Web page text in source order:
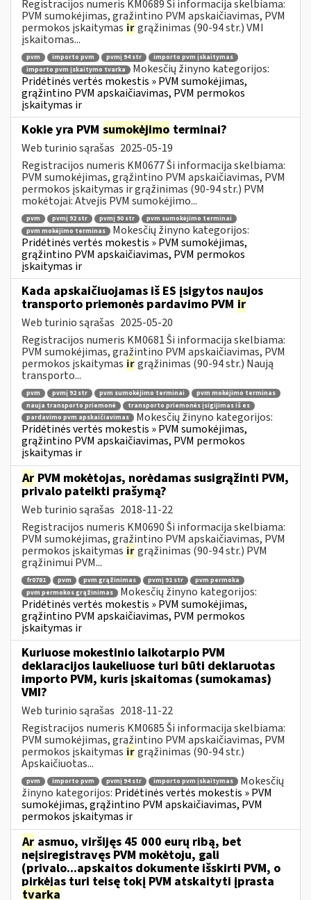
Registracijos numeris KM0689 Ši informacija skelbiama:
PVM sumokėjimas, grąžintino PVM apskaičiavimas, PVM
permokos įskaitymas irgrąžinimas (90-94 str.) VMI
įskaitomas...
pvm importo pvm pvmį 94 str
importo pvm įskaitymas
importo pvm įskaitymo tvarka
Mokesčių žinyno kategorijos:
Pridėtinės vertės mokestis » PVM sumokėjimas,
grąžintino PVM apskaičiavimas, PVM permokos
įskaitymas ir
Kokie yra PVM sumokėjimo terminai?
Web turinio sąrašas 2025-05-19
Registracijos numeris KM0677 Ši informacija skelbiama:
PVM sumokėjimas, grąžintino PVM apskaičiavimas, PVM
permokos įskaitymas ir grąžinimas (90-94 str.) PVM
mokėtojai: Atvejis PVM sumokėjimo...
pvm pvmį 92 str pvmį 90 str
pvm sumokėjimo terminai
pvm mokėjimo terminas
Mokesčių žinyno kategorijos:
Pridėtinės vertės mokestis » PVM sumokėjimas,
grąžintino PVM apskaičiavimas, PVM permokos
įskaitymas ir
Kada apskaičiuojamas iš ES įsigytos naujos
transporto priemonės pardavimo PVM ir
Web turinio sąrašas 2025-05-20
Registracijos numeris KM0681 Ši informacija skelbiama:
PVM sumokėjimas, grąžintino PVM apskaičiavimas, PVM
permokos įskaitymas irgrąžinimas (90-94 str.) Naują
transporto...
pvm pvmį 92 str pvm sumokėjimo terminai
pvm mokėjimo terminas
nauja transporto priemonė
transporto priemonės įsigijimas iš es
pardavimo pvm apskaičiavimas
Mokesčių žinyno kategorijos:
Pridėtinės vertės mokestis » PVM sumokėjimas,
grąžintino PVM apskaičiavimas, PVM permokos
įskaitymas ir
Ar PVM mokėtojas, norėdamas susigrąžinti PVM,
privalo pateikti prašymą?
Web turinio sąrašas 2018-11-22
Registracijos numeris KM0690 Ši informacija skelbiama:
PVM sumokėjimas, grąžintino PVM apskaičiavimas, PVM
permokos įskaitymas irgrąžinimas (90-94 str.) PVM
grąžinimui PVM...
fr0781 pvm pvm grąžinimas pvmį 91 str
pvm permoka
pvm permokos grąžinimas
Mokesčių žinyno kategorijos:
Pridėtinės vertės mokestis » PVM sumokėjimas,
grąžintino PVM apskaičiavimas, PVM permokos
įskaitymas ir
Kuriuose mokestinio laikotarpio PVM
deklaracijos laukeliuose turi būti deklaruotas
importo PVM, kuris įskaitomas (sumokamas)
VMI?
Web turinio sąrašas 2018-11-22
Registracijos numeris KM0685 Ši informacija skelbiama:
PVM sumokėjimas, grąžintino PVM apskaičiavimas, PVM
permokos įskaitymas irgrąžinimas (90-94 str.)
Apskaičiuotas...
pvm importo pvm pvmį 94 str importo pvm įskaitymas
Mokesčių
žinyno kategorijos: Pridėtinės vertės mokestis » PVM
sumokėjimas, grąžintino PVM apskaičiavimas, PVM
permokos įskaitymas ir
Ar asmuo, viršijęs 45 000 eurų ribą, bet
neįsiregistravęs PVM mokėtoju, gali
(privalo...apskaitos dokumente išskirti PVM, o
pirkėjas turi teisę tokį PVM atskaityti įprasta
tvarka